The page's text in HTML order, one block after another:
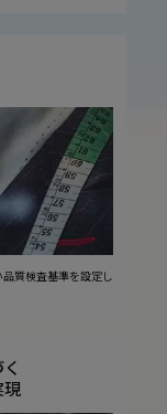
質検査基準を設定し
現